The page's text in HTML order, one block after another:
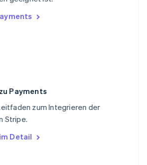
Payments
zum Integrieren der
Stripe.
Detail